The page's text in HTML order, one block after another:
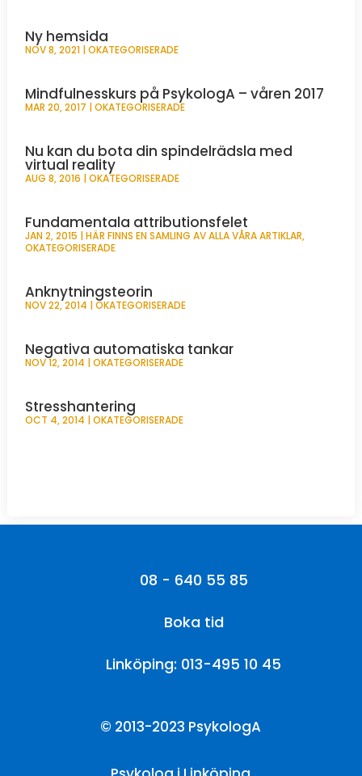
Ny hemsida
NOV 8, 2021|OKATEGORISERADE
Mindfulnesskurs på PsykologA – våren 2017
MAR 20, 2017 |OKATEGORISERADE
Nu kan du bota din spindelrädsla med
virtual reality
AUG 8, 2016 |OKATEGORISERADE
Fundamentala attributionsfelet
JAN 2, 2015 |HÄR FINNS EN SAMLING AV ALLA VÅRA ARTIKLAR,
OKATEGORISERADE
Anknytningsteorin
NOV 22, 2014 |OKATEGORISERADE
Negativa automatiska tankar
NOV 12, 2014 |OKATEGORISERADE
Stresshantering
OCT 4, 2014 |OKATEGORISERADE
08 - 640 55 85
Boka tid
Linköping: 013-495 10 45
© 2013-2023 PsykologA